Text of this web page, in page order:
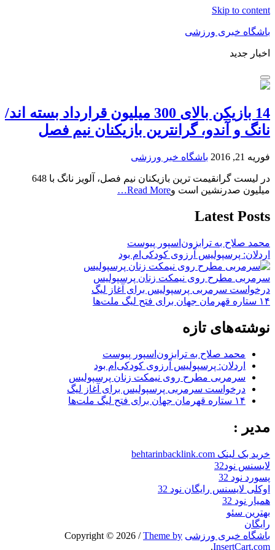
Skip to content
باشگاه خبری ورزشی
اخبار جدید
14 بازیکن بالای 300 میلیون قرارداد بسته اند/
نانگ و آندو، گرانترین بازیکنان نیم فصل
فوریه 21, 2016 باشگاه خبر ورزشی
در لیست گرانقیمت ترین بازیکنان نیم فصل، آلویز نانگ با 648
میلیون صدرنشین است وRead More…
Latest Posts
محمد صلاح به ترابزون‌اسپور پیوست
اردلان: پرسپولیس آرزوی کودکی‌ام بود
سرمربی مطرح روی نیمکت زنان پرسپولیس
درخواست سرمربی پرسپولیس برای آغاز لیگ
۱۴ ستاره قهرمان جهان برای فتح لیگ ملت‌ها
نوشته‌های تازه
محمد صلاح به ترابزون‌اسپور پیوست
اردلان: پرسپولیس آرزوی کودکی‌ام بود
سرمربی مطرح روی نیمکت زنان پرسپولیس
درخواست سرمربی پرسپولیس برای آغاز لیگ
۱۴ ستاره قهرمان جهان برای فتح لیگ ملت‌ها
مدیر :
خرید بک لینک behtarinbacklink.com
لایسنس نود32
پسورد نود 32
اوکلی لایسنس رایگان نود 32
همیار نود 32
بهترین سئو
رایگان
باشگاه خبری ورزشی
/Theme by
InsertCart.com
.